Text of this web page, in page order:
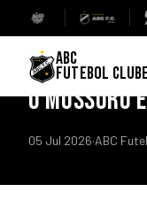
ABC
FUTEBOL CLUBE
IMPRENSA
SUB-17:
O MOSSORÓ
05 Jul 2026·ABC